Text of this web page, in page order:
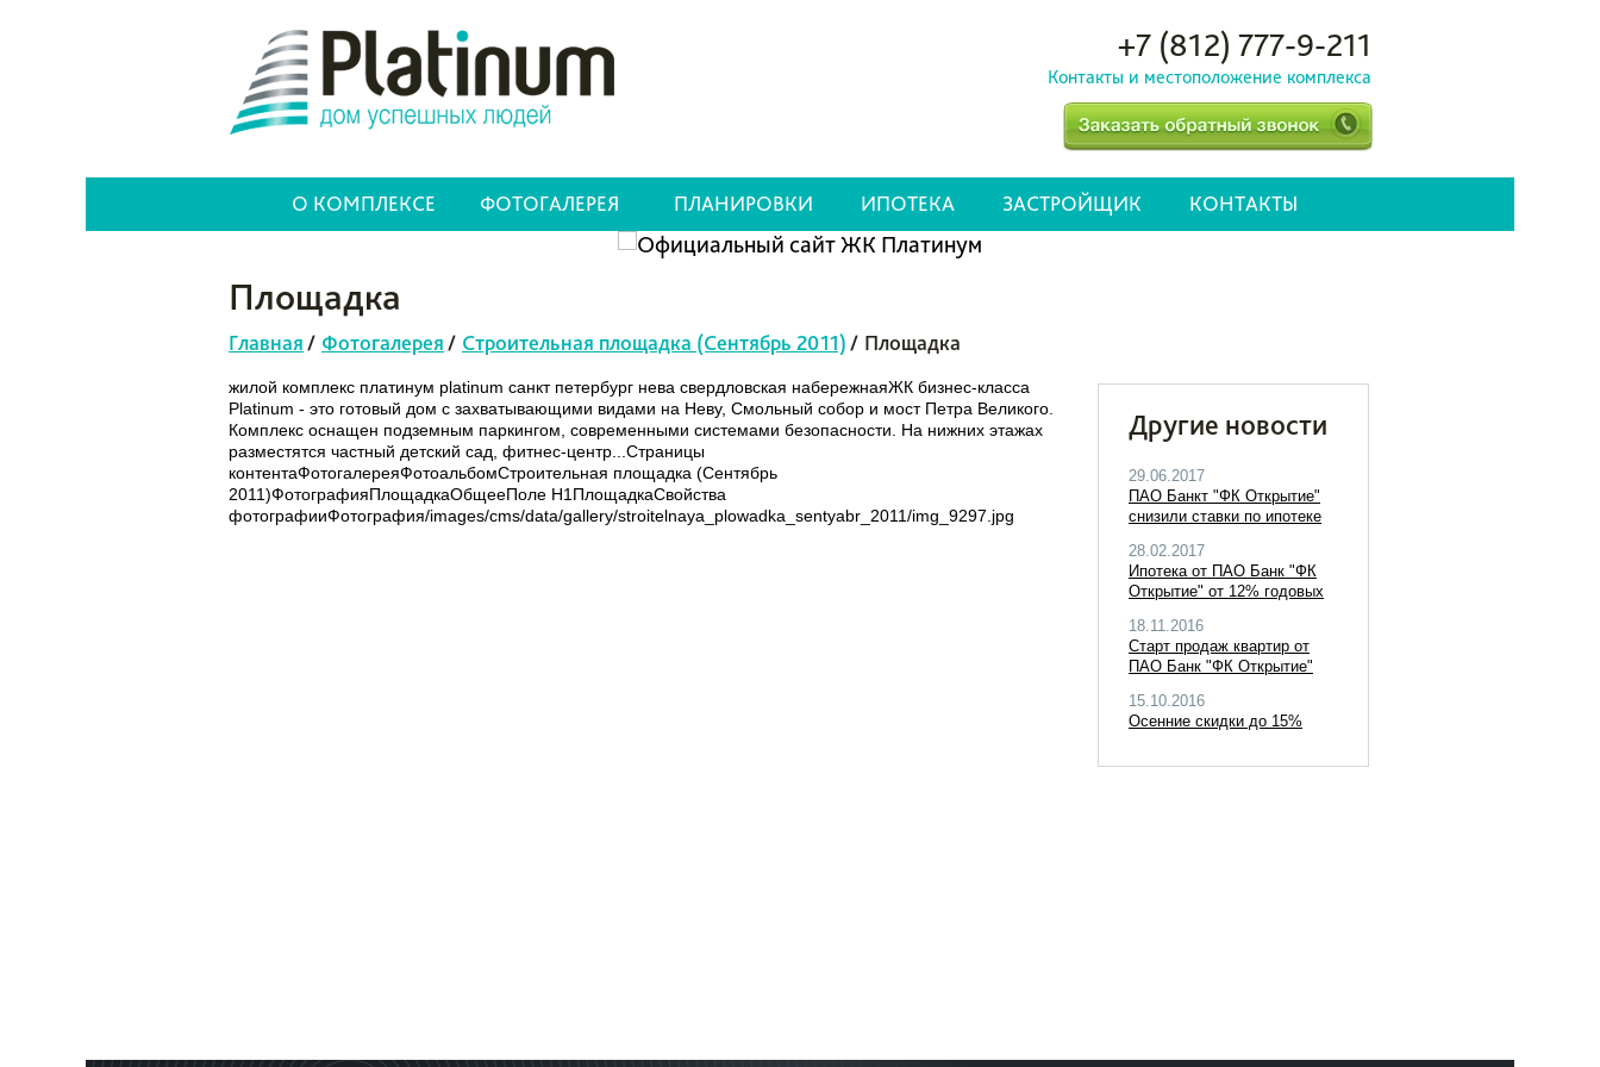
+7 (812) 777-9-211
Контакты и местоположение комплекса
О КОМПЛЕКСЕ ФОТОГАЛЕРЕЯ ПЛАНИРОВКИ ИПОТЕКА ЗАСТРОЙЩИК КОНТАКТЫ
Площадка
Главная / Фотогалерея / Строительная площадка (Сентябрь 2011) / Площадка
Другие новости
29.06.2017
ПАО Банкт "ФК Открытие"
снизили ставки по ипотеке
28.02.2017
Ипотека от ПАО Банк "ФК
Открытие" от 12% годовых
18.11.2016
Старт продаж квартир от
ПАО Банк "ФК Открытие"
15.10.2016
Осенние скидки до 15%
жилой комплекс платинум platinum санкт петербург нева свердловская набережнаяЖК бизнес-класса
Platinum - это готовый дом с захватывающими видами на Неву, Смольный собор и мост Петра Великого.
Комплекс оснащен подземным паркингом, современными системами безопасности. На нижних этажах
разместятся частный детский сад, фитнес-центр...Страницы
контентаФотогалереяФотоальбомСтроительная площадка (Сентябрь
2011)ФотографияПлощадкаОбщееПоле H1ПлощадкаСвойства
фотографииФотография/images/cms/data/gallery/stroitelnaya_plowadka_sentyabr_2011/img_9297.jpg